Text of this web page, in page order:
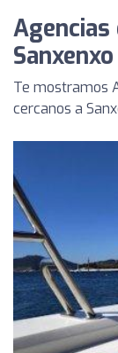
Agencias
Sanxenxo
Te mostramos
cercanos a